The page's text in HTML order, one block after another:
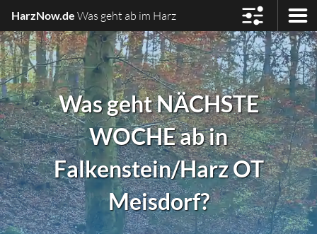
HarzNow.de Was geht ab im Harz
Was geht NÄCHSTE
WOCHE ab in
Falkenstein/Harz OT
Meisdorf?